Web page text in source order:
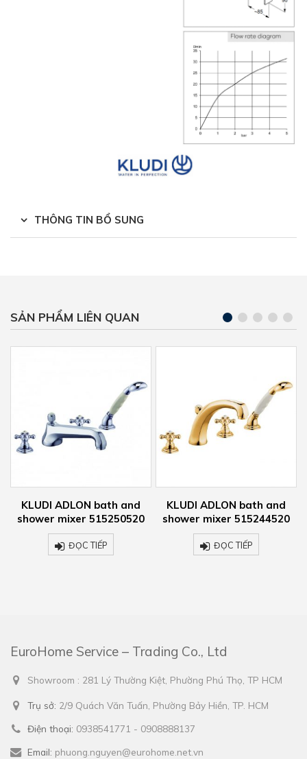
THÔNG TIN BỔ SUNG
SẢN PHẨM LIÊN QUAN
KLUDI ADLON bath and
shower mixer 515244520
ĐỌC TIẾP
KLUDI ADLON bath and
shower mixer 515254520
ĐỌC TIẾP
EuroHome Service – Trading Co., Ltd
Showroom : 281 Lý Thường Kiệt, Phường Phú Thọ, TP HCM
Trụ sở: 2/9 Quách Văn Tuấn, Phường Bảy Hiền, TP. HCM
Điện thoại: 0938541771 - 0908888137
Email: phuong.nguyen@eurohome.net.vn